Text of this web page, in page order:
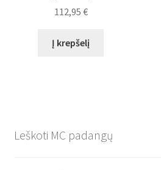
112,95 €
Į krepšelį
Leškoti MC padangų